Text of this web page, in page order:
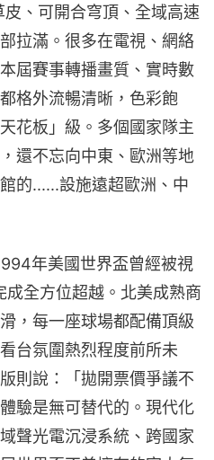
、可開合穹頂、全域高速
拉滿。很多在電視、網絡
屆賽事轉播畫質、實時數
格外流暢清晰，色彩飽
花板」級。多個國家隊主
還不忘向中東、歐洲等地
的......設施遠超歐洲、中
年美國世界盃曾經被視
全方位超越。北美成熟商
，每一座球場都配備頂級
台氛圍熱烈程度前所未
則說：「拋開票價爭議不
驗是無可替代的。現代化
聲光電沉浸系統、跨國家